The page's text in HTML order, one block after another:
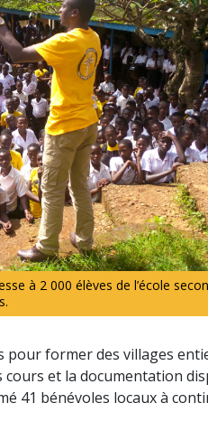
à 2 000 élèves de l’école
former des villages
cours et la documentation
41 bénévoles locaux à